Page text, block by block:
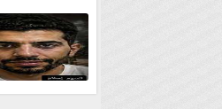
الدكرور